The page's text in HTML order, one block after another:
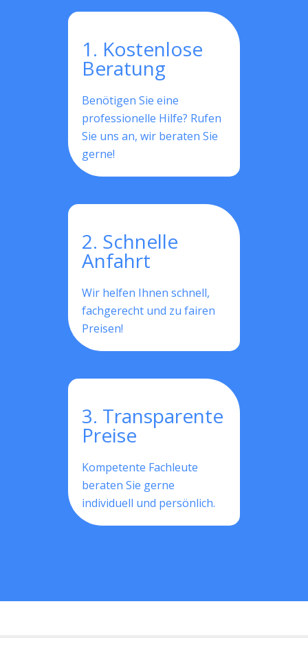
1. Kostenlose
Beratung
Benötigen Sie eine
professionelle Hilfe? Rufen
Sie uns an, wir beraten Sie
gerne!
2. Schnelle
Anfahrt
Wir helfen Ihnen schnell,
fachgerecht und zu fairen
Preisen!
3. Transparente
Preise
Kompetente Fachleute
beraten Sie gerne
individuell und persönlich.